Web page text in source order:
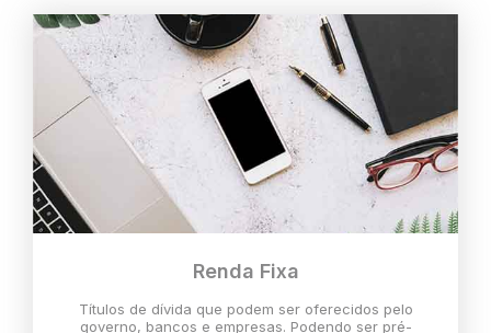
Renda Fixa
Títulos de dívida que podem ser oferecidos pelo
governo, bancos e empresas. Podendo ser pré-